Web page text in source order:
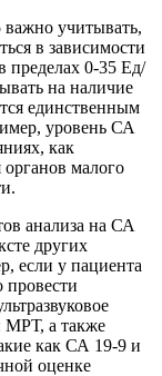
важно учитывать,
в зависимости
пределах 0-35 Ед/
на наличие
единственным
уровень СА
как
органов малого
анализа на СА
других
если у пациента
провести
МРТ, а также
как СА 19-9 и
оценке